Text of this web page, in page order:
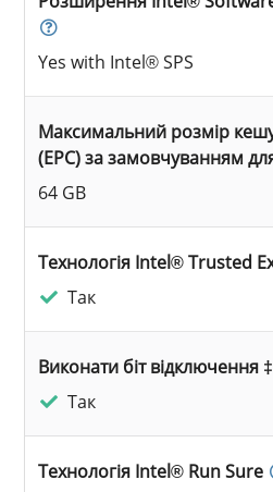
Yes with Intel® SPS
Максимальний розмір
(EPC) за замовчуванням
64 GB
Технологія Intel® Trusted
Так
Виконати біт відключення ‡
Так
Технологія Intel® Run Sure